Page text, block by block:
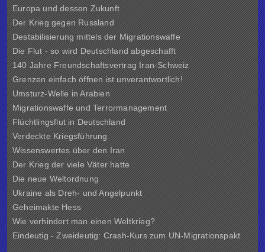
Europa und dessen Zukunft
Der Krieg gegen Russland
Destabilisierung mittels der Migrationswaffe
Die Flut - so wird Deutschland abgeschafft
140 Jahre Freundschaftsvertrag Iran-Schweiz
Grenzen einfach öffnen ist unverantwortlich!
Umsturz-Welle in Arabien
Migrationswaffe und Terrormanagement
Flüchtlingsflut in Deutschland
Verdeckte Kriegsführung
Wissenswertes über den Iran
Der Krieg der viele Väter hatte
Die neue Weltordnung
Ukraine als Dreh- und Angelpunkt
Geheimakte Hess
Wie verhindert man einen Weltkrieg?
Eindeutig - Zweideutig: Crash-Kurs zum UN-Migrationspakt